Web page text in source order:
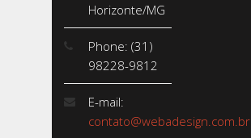
Horizonte/MG
Phone: (31)
98228-9812
E-mail:
contato@webadesign.com.br